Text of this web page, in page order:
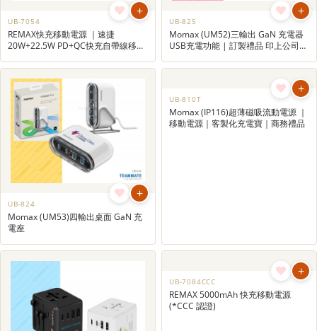
+
UB-7054
REMAX快充移動電源 ｜速捷
20W+22.5W PD+QC快充自帶線移動
+
UB-825
Momax (UM52)三輸出 GaN 充電器
USB充電功能 | 訂製禮品 印上公司
+
UB-824
Momax (UM53)四輸出桌面 GaN 充
電座